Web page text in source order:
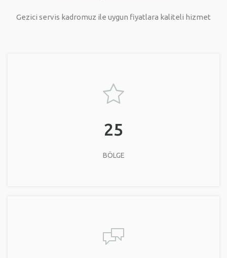
Gezici servis kadromuz ile uygun fiyatlara kaliteli hizmet
25
BÖLGE